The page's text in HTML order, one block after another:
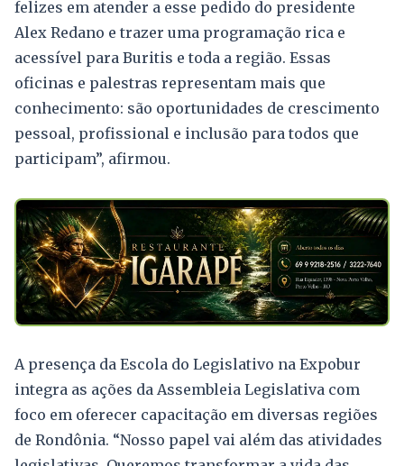
felizes em atender a esse pedido do presidente
Alex Redano e trazer uma programação rica e
acessível para Buritis e toda a região. Essas
oficinas e palestras representam mais que
conhecimento: são oportunidades de crescimento
pessoal, profissional e inclusão para todos que
participam”, afirmou.
A presença da Escola do Legislativo na Expobur
integra as ações da Assembleia Legislativa com
foco em oferecer capacitação em diversas regiões
de Rondônia. “Nosso papel vai além das atividades